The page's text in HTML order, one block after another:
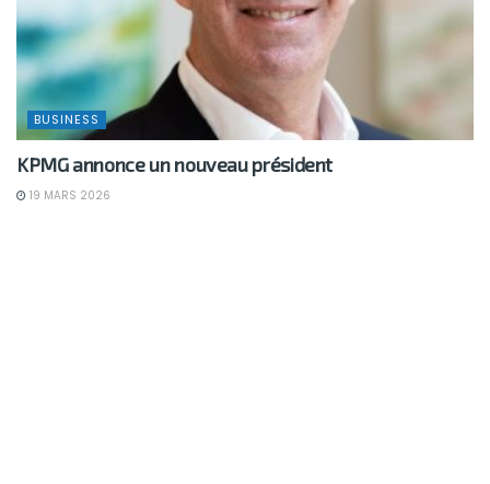
BUSINESS
KPMG annonce un nouveau président
19 MARS 2026